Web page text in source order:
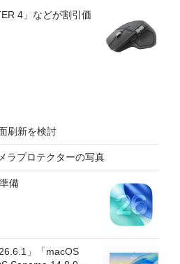
4」などが割引価
刷新を検討
ラプロテクターの写真
備
」「macOS